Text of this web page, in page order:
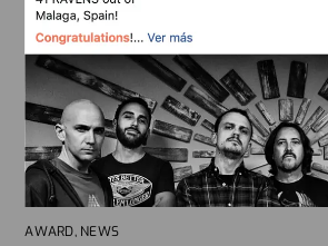
AWARD, NEWS